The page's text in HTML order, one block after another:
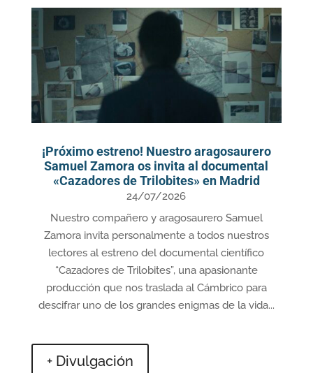
¡Próximo estreno! Nuestro aragosaurero
Samuel Zamora os invita al documental
«Cazadores de Trilobites» en Madrid
24/07/2026
Nuestro compañero y aragosaurero Samuel
Zamora invita personalmente a todos nuestros
lectores al estreno del documental científico
“Cazadores de Trilobites”, una apasionante
producción que nos traslada al Cámbrico para
descifrar uno de los grandes enigmas de la vida...
+ Divulgación